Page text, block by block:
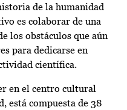
de la humanidad
es colaborar de una
los obstáculos que aún
para dedicarse en
científica.
en el centro cultural
está compuesta de 38